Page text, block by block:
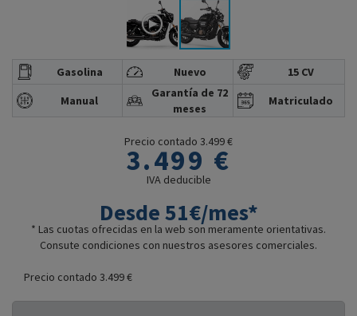
Gasolina Nuevo
15 CV
Manual
Garantía de 72
meses
Matriculado
Precio contado 3.499 €
3.499 €
IVA deducible
Desde 51€/mes*
* Las cuotas ofrecidas en la web son meramente orientativas.
Consute condiciones con nuestros asesores comerciales.
Precio contado 3.499 €